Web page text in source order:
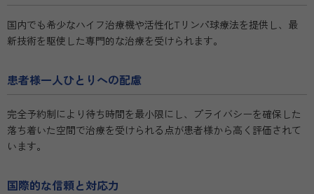
国内でも希少なハイフ治療機や活性化Tリンパ球療法を提供し、最
新技術を駆使した専門的な治療を受けられます。
患者様一人ひとりへの配慮
完全予約制により待ち時間を最小限にし、プライバシーを確保した
落ち着いた空間で治療を受けられる点が患者様から高く評価されて
います。
国際的な信頼と対応力